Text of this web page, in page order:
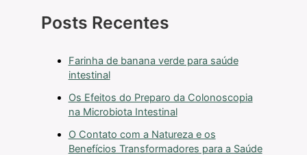
Posts Recentes
Farinha de banana verde para saúde
intestinal
Os Efeitos do Preparo da Colonoscopia
na Microbiota Intestinal
O Contato com a Natureza e os
Benefícios Transformadores para a Saúde